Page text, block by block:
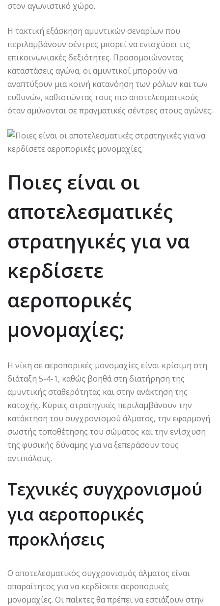
στον αγωνιστικό χώρο.
Η τακτική εξάσκηση αμυντικών σεναρίων που
περιλαμβάνουν σέντρες μπορεί να ενισχύσει τις
επικοινωνιακές δεξιότητες. Προσομοιώνοντας
καταστάσεις αγώνα, οι αμυντικοί μπορούν να
αναπτύξουν μια κοινή κατανόηση των ρόλων και των
ευθυνών, καθιστώντας τους πιο αποτελεσματικούς
όταν αμύνονται σε πραγματικές σέντρες στους αγώνες.
Ποιες είναι οι
αποτελεσματικές
στρατηγικές για να
κερδίσετε
αεροπορικές
μονομαχίες;
Η νίκη σε αεροπορικές μονομαχίες είναι κρίσιμη στη
διάταξη 5-4-1, καθώς βοηθά στη διατήρηση της
αμυντικής σταθερότητας και στην ανάκτηση της
κατοχής. Κύριες στρατηγικές περιλαμβάνουν την
κατάκτηση του συγχρονισμού άλματος, την εφαρμογή
σωστής τοποθέτησης του σώματος και την ενίσχυση
της φυσικής δύναμης για να ξεπεράσουν τους
αντιπάλους.
Τεχνικές συγχρονισμού
για αεροπορικές
προκλήσεις
Ο αποτελεσματικός συγχρονισμός άλματος είναι
απαραίτητος για να κερδίσετε αεροπορικές
μονομαχίες. Οι παίκτες θα πρέπει να εστιάζουν στην